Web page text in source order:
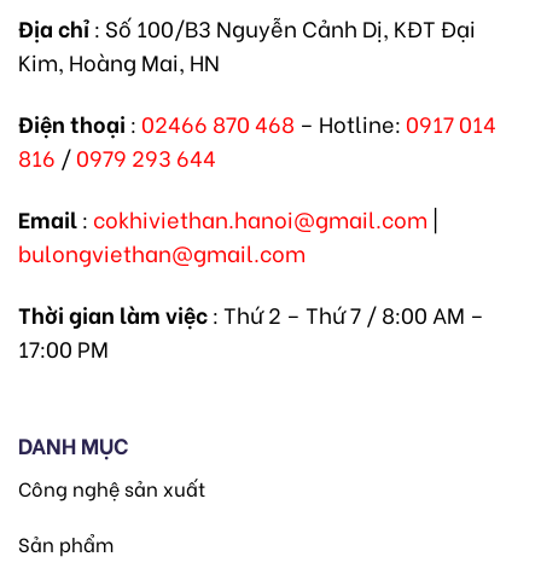
Địa chỉ: Số 100/B3 Nguyễn Cảnh Dị, KĐT Đại
Kim, Hoàng Mai, HN
Điện thoại : 02466 870 468 – Hotline: 0917 014
816 /0979 293 644
Email: cokhiviethan.hanoi@gmail.com |
bulongviethan@gmail.com
Thời gian làm việc: Thứ 2 – Thứ 7 / 8:00 AM –
17:00 PM
DANH MỤC
Công nghệ sản xuất
Sản phẩm